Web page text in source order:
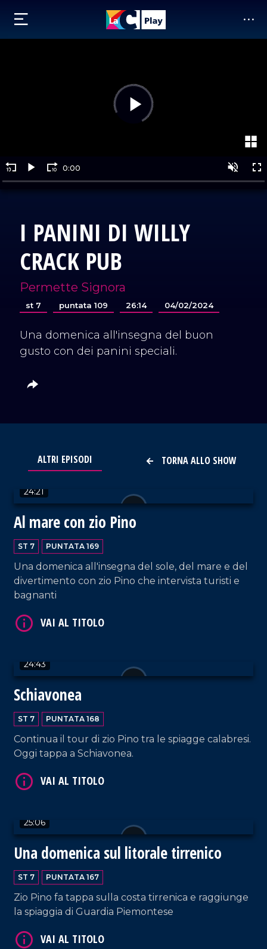
I PANINI DI WILLY
CRACK PUB
Permette Signora
st 7 puntata 109 26:14 04/02/2024
Una domenica all'insegna del buon
gusto con dei panini speciali.
TORNA ALLO SHOW
ALTRI EPISODI
24:21
Al mare con zio Pino
ST 7 PUNTATA 169
Una domenica all'insegna del sole, del mare e del
divertimento con zio Pino che intervista turisti e
bagnanti
24:43
Schiavonea
ST 7 PUNTATA 168
Continua il tour di zio Pino tra le spiagge calabresi.
Oggi tappa a Schiavonea.
VAI AL TITOLO
25:06
Una domenica sul litorale tirrenico
ST 7 PUNTATA 167
Zio Pino fa tappa sulla costa tirrenica e raggiunge
la spiaggia di Guardia Piemontese
VAI AL TITOLO
VAI AL TITOLO